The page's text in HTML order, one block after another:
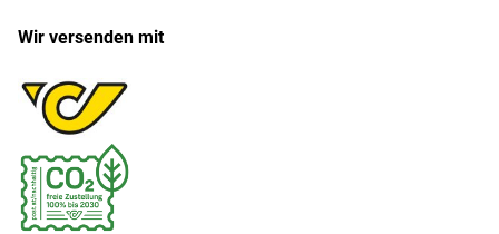
Wir versenden mit